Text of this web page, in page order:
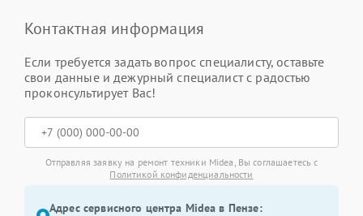
Контактная информация
Если требуется задать вопрос специалисту, оставьте
свои данные и дежурный специалист с радостью
проконсультирует Вас!
Отправляя заявку на ремонт техники Midea, Вы соглашаетесь с
Политикой конфиденциальности
Адрес сервисного центра Midea в Пензе: